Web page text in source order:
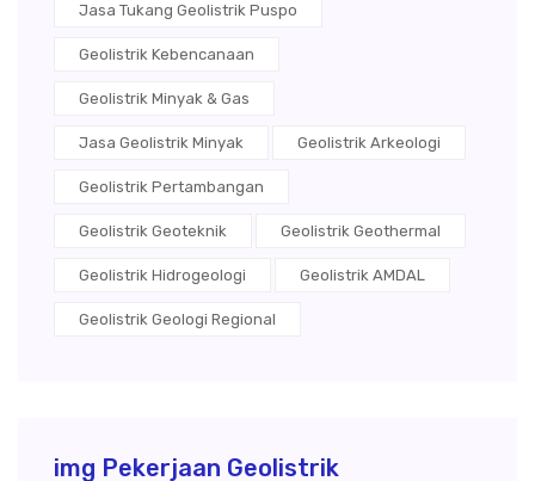
Jasa Tukang Geolistrik Puspo
Geolistrik Kebencanaan
Geolistrik Minyak & Gas
Jasa Geolistrik Minyak Geolistrik Arkeologi
Geolistrik Pertambangan
Geolistrik Geoteknik Geolistrik Geothermal
Geolistrik Hidrogeologi Geolistrik AMDAL
Geolistrik Geologi Regional
img Pekerjaan Geolistrik